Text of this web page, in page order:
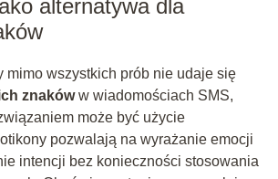
alternatywa dla
mimo wszystkich prób nie udaje się
znakóww wiadomościach SMS,
może być użycie
pozwalają na wyrażanie emocji
intencji bez konieczności stosowania